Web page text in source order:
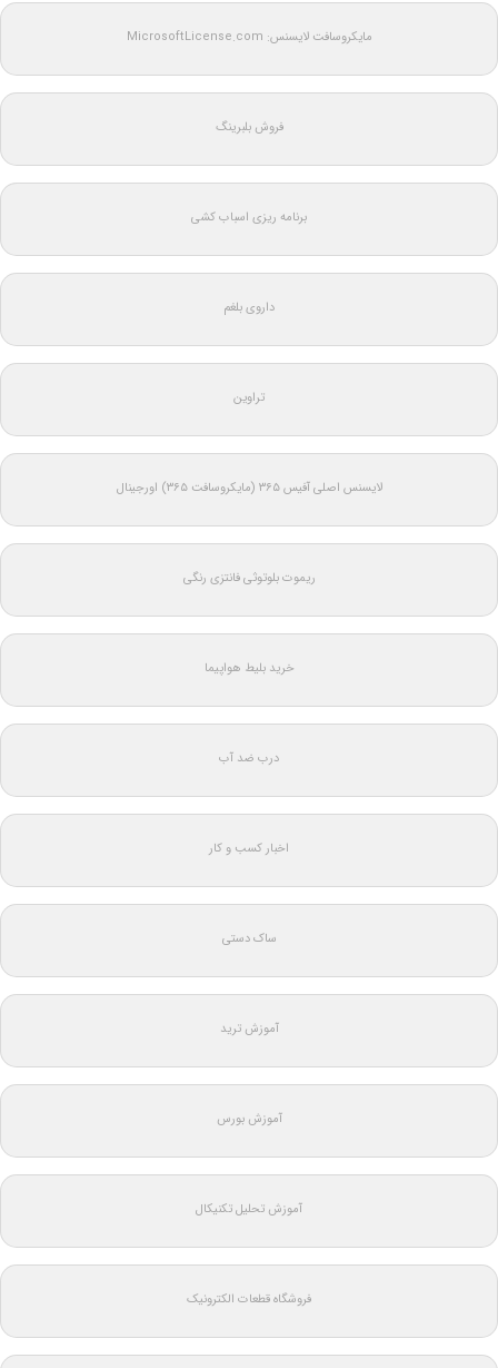
مایکروسافت لایسنس: MicrosoftLicense.com
فروش بلبرینگ
برنامه ریزی اسباب کشی
داروی بلغم
تراوین
لایسنس اصلی آفیس ۳۶۵ (مایکروسافت ۳۶۵) اورجینال
ریموت بلوتوثی فانتزی رنگی
خرید بلیط هواپیما
درب ضد آب
اخبار کسب و کار
ساک دستی
آموزش ترید
آموزش بورس
آموزش تحلیل تکنیکال
فروشگاه قطعات الکترونیک